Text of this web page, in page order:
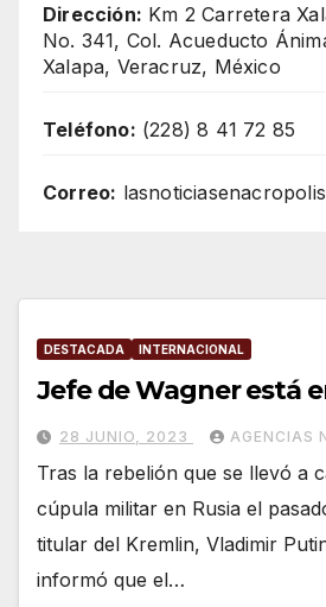
Dirección: Km 2 Carretera
No. 341, Col. Acueducto
Xalapa, Veracruz, México
Teléfono: (228) 8 41 72 85
Correo:
DESTACADA INTERNACIONAL
Jefe de Wagner está
28 JUNIO, 2023 AGENCIAS
Tras la rebelión que se llevó a
cúpula militar en Rusia el
titular del Kremlin, Vladimir
informó que el…